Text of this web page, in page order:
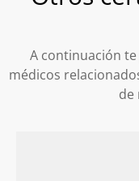
A continuación
médicos
de